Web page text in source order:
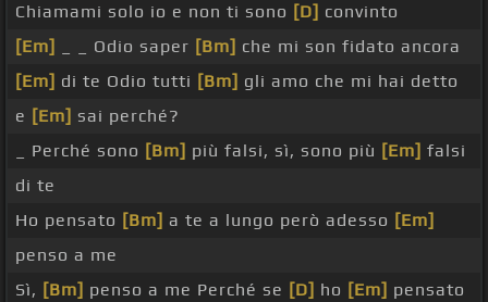
Chiamami solo io e non ti sono [D] convinto
[Em]
_ _ Odio saper [Bm] che mi son fidato ancora
[Em] di te Odio tutti [Bm] gli amo che mi hai detto
e [Em] sai perché?
_ Perché sono [Bm] più falsi, sì, sono più [Em] falsi
di te
Ho pensato [Bm] a te a lungo però adesso [Em]
penso a me
Sì, [Bm] penso a me Perché se [D] ho [Em] pensato